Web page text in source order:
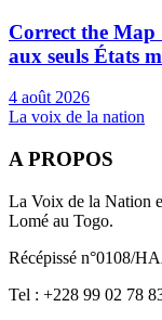
Correct the Map
aux seuls États
4 août 2026
La voix de la nation
A PROPOS
La Voix de la Nation
Lomé au Togo.
Récépissé n°0108/
Tel : +228 99 02 78